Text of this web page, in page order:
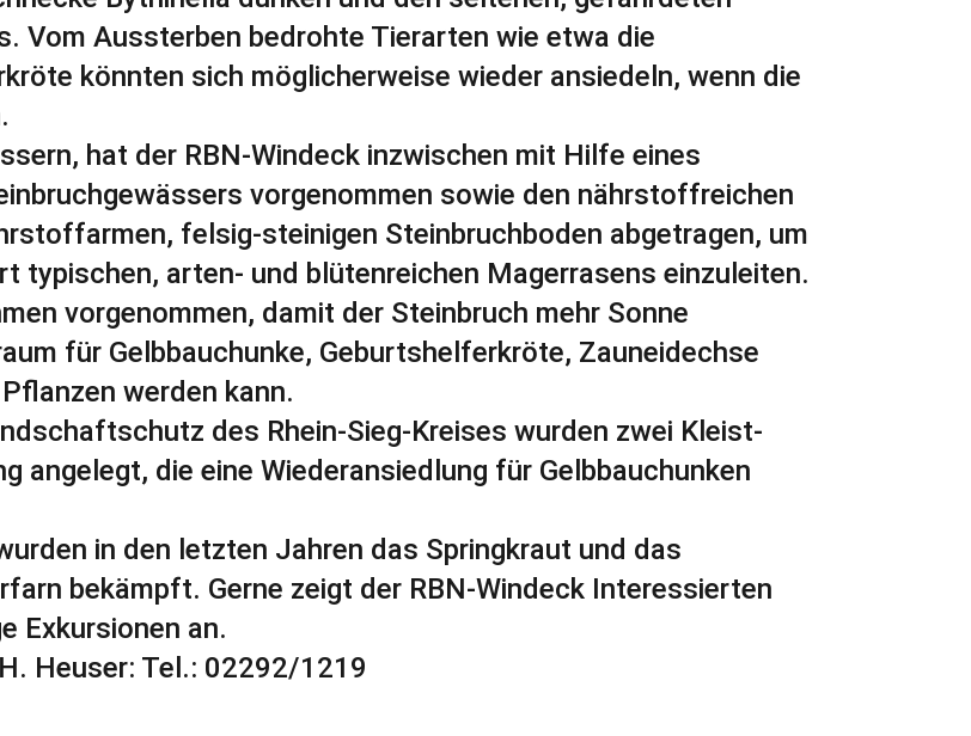
Vom Aussterben bedrohte Tierarten wie etwa die
könnten sich möglicherweise wieder ansiedeln, wenn die
hat der RBN-Windeck inzwischen mit Hilfe eines
vorgenommen sowie den nährstoffreichen
felsig-steinigen Steinbruchboden abgetragen, um
typischen, arten- und blütenreichen Magerrasens einzuleiten.
vorgenommen, damit der Steinbruch mehr Sonne
für Gelbbauchunke, Geburtshelferkröte, Zauneidechse
werden kann.
des Rhein-Sieg-Kreises wurden zwei Kleist-
angelegt, die eine Wiederansiedlung für Gelbbauchunken
in den letzten Jahren das Springkraut und das
bekämpft. Gerne zeigt der RBN-Windeck Interessierten
Exkursionen an.
Heuser: Tel.: 02292/1219